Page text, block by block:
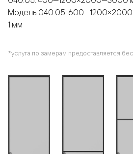
Модель 040.05:
1 мм
*услуга по замерам предоставляется